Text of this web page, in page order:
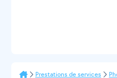
Prestations de services